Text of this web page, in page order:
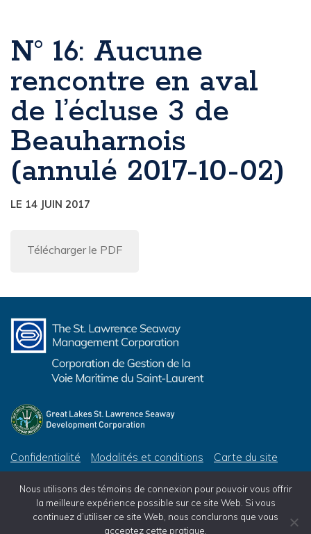
N° 16: Aucune
rencontre en aval
de l’écluse 3 de
Beauharnois
(annulé 2017-10-02)
LE 14 JUIN 2017
Télécharger le PDF
Confidentialité Modalités et conditions Carte du site
© 2026 Great Lakes St. Lawrence Seaway Development Corporation, All Rights Reserved
Nous utilisons des témoins de connexion pour pouvoir vous offrir
la meilleure expérience possible sur ce site Web. Si vous
continuez d’utiliser ce site Web, nous conclurons que vous
acceptez cette pratique.